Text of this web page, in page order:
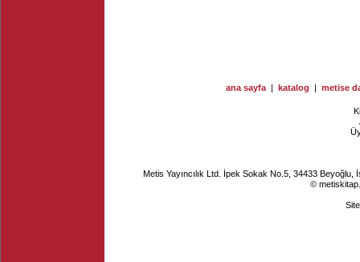
ana sayfa | katalog | metise
Metis Yayıncılık Ltd. İpek Sokak No.5, 34433
©